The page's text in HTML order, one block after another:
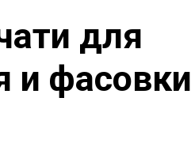
для
и фасовки